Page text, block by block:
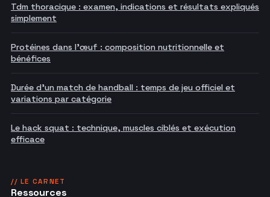
Tdm thoracique : examen, indications et résultats expliqués
simplement
Protéines dans l'œuf : composition nutritionnelle et
bénéfices
Durée d'un match de handball : temps de jeu officiel et
variations par catégorie
Le hack squat : technique, muscles ciblés et exécution
efficace
// LE CARNET
Ressources